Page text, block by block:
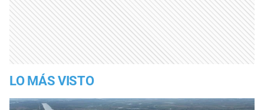
LO MÁS VISTO